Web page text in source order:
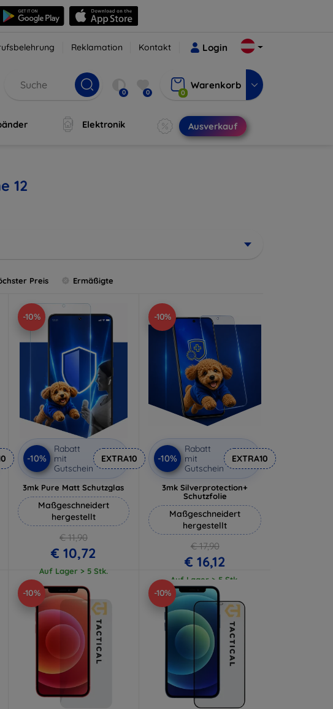
Reklamation Kontakt Login
0 0 0
Warenkorb
Elektronik Ausverkauf
12
Preis Ermäßigte
-10%
-10%
Rabatt
mit
Gutschein
EXTRA10
3mk Pure Matt Schutzglas
Maßgeschneidert
hergestellt
€ 11,90
€ 10,72
Auf Lager > 5 Stk.
-10%
-10%
Rabatt
mit
Gutschein
EXTRA10
3mk Silverprotection+
Schutzfolie
Maßgeschneidert
hergestellt
€ 17,90
€ 16,12
Auf Lager > 5 Stk.
-10% -10%